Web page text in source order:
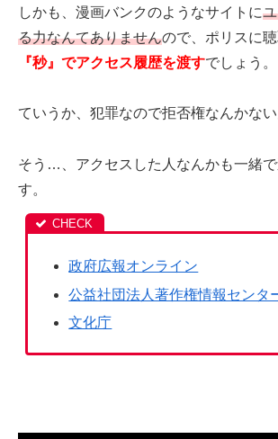
しかも、漫画バンクのようなサイトに
る力なんてありませんので、ポリスに
『秒』でアクセス履歴を渡すでしょう。
ていうか、犯罪なので拒否権なんかない
そう…、アクセスした人なんかも一緒
す。
政府広報オンライン
公益社団法人著作権情報センタ
文化庁